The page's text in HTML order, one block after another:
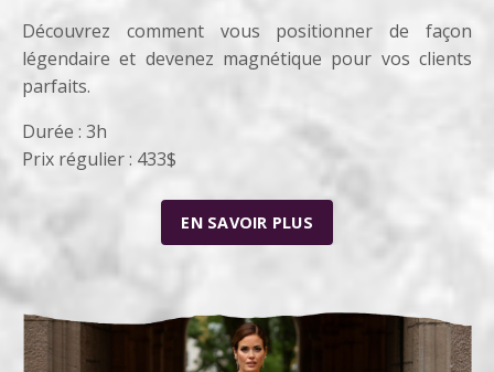
Découvrez comment vous positionner de façon
légendaire et devenez magnétique pour vos clients
parfaits.
Durée : 3h
Prix régulier : 433$
EN SAVOIR PLUS